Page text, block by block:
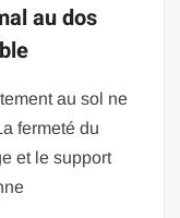
au dos
au sol ne
fermeté du
et le support